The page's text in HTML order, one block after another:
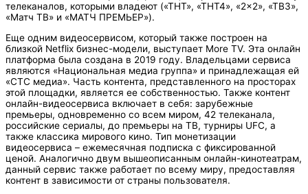
телеканалов, которыми владеют («ТНТ», «ТНТ4», «2×2», «ТВ3»,
«Матч ТВ» и «МАТЧ ПРЕМЬЕР»).
Еще одним видеосервисом, который также построен на
близкой Netflix бизнес-модели, выступает More TV. Эта онлайн
платформа была создана в 2019 году. Владельцами сервиса
являются «Национальная медиа группа» и принадлежащая ей
«СТС медиа». Часть контента, представленного на просторах
этой площадки, является ее собственностью. Также контент
онлайн-видеосервиса включает в себя: зарубежные
премьеры, одновременно со всем миром, 42 телеканала,
российские сериалы, до премьеры на ТВ, турниры UFC, а
также классика мирового кино. Тип монетизации
видеосервиса – ежемесячная подписка с фиксированной
ценой. Аналогично двум вышеописанным онлайн-кинотеатрам,
данный сервис также работает по всему миру, предоставляя
контент в зависимости от страны пользователя.